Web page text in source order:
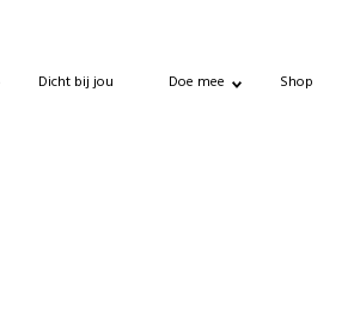
Dicht bij jou Doe mee Shop